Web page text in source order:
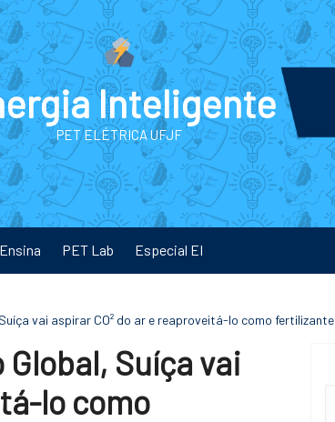
Inteligente
PET ELÉTRICA UFJF
PET Lab Especial EI
vai aspirar CO² do ar e reaproveitá-lo como fertilizante
Suíça vai
lo como